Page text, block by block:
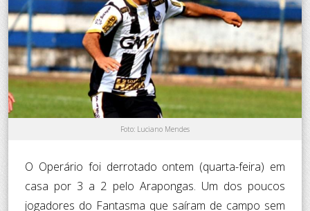
Foto: Luciano Mendes
O Operário foi derrotado ontem (quarta-feira) em
casa por 3 a 2 pelo Arapongas. Um dos poucos
jogadores do Fantasma que saíram de campo sem